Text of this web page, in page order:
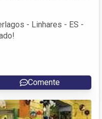
- Linhares - ES -
Comente